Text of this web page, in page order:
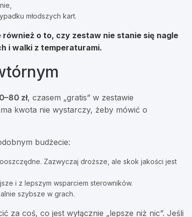
młodszych kart.
o to, czy zestaw nie stanie się nagle
i walki z temperaturami.
zł, czasem „gratis” w zestawie
kwota nie wystarczy, żeby mówić o
budżecie:
Zazwyczaj droższe, ale skok jakości jest
i z lepszym wsparciem sterowników.
szybsze w grach.
za coś, co jest wyłącznie „lepsze niż nic”. Jeśli